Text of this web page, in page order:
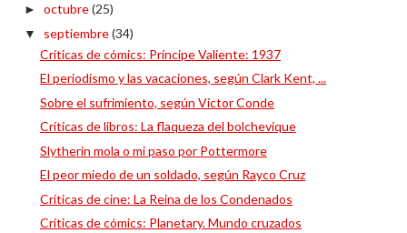
► octubre(25)
▼ septiembre(34)
Críticas de cómics: Príncipe Valiente: 1937
El periodismo y las vacaciones, según Clark Kent, ...
Sobre el sufrimiento, según Víctor Conde
Críticas de libros: La flaqueza del bolchevique
Slytherin mola o mi paso por Pottermore
El peor miedo de un soldado, según Rayco Cruz
Críticas de cine: La Reina de los Condenados
Críticas de cómics: Planetary. Mundo cruzados